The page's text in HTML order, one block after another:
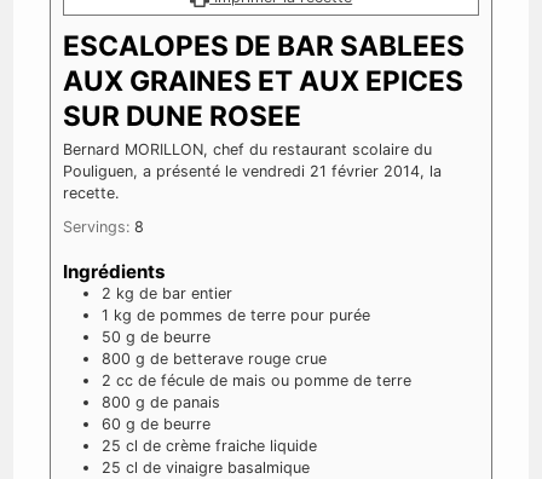
ESCALOPES DE BAR SABLEES
AUX GRAINES ET AUX EPICES
SUR DUNE ROSEE
Bernard MORILLON, chef du restaurant scolaire du
Pouliguen, a présenté le vendredi 21 février 2014, la
recette.
Servings:8
Ingrédients
2 kg de bar entier
1 kg de pommes de terre pour purée
50 g de beurre
800 g de betterave rouge crue
2 cc de fécule de mais ou pomme de terre
800 g de panais
60 g de beurre
25 cl de crème fraiche liquide
25 cl de vinaigre basalmique